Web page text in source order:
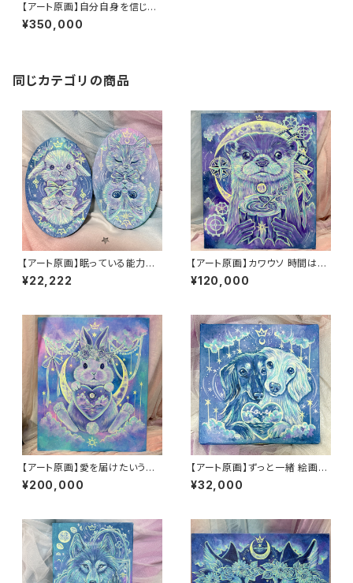
【アート原画】自分自身を信じ
る ライオン 動物 F30サイ
ズ 手描き 1点もの
¥350,000
同じカテゴリの商品
【アート原画】眠っている能力を
呼び起こす うさぎ ねこ １点
物 手描き アクリル画
¥22,222
【アート原画】カワウソ 時間はい
のち 1点もの アクリル画
¥120,000
【アート原画】愛を届けたいうさ
ぎ 1点もの アクリル画
¥200,000
【アート原画】ずっと一緒 絵画
¥32,000